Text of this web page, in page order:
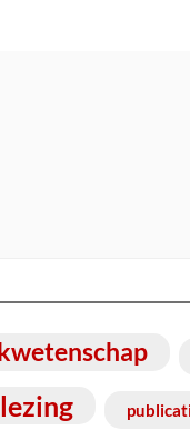
lezing